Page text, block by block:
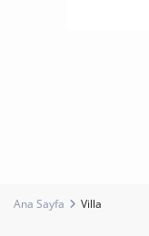
Ana Sayfa Villa